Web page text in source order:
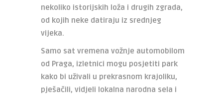
nekoliko istorijskih loža i drugih zgrada,
od kojih neke datiraju iz srednjeg
vijeka.
Samo sat vremena vožnje automobilom
od Praga, izletnici mogu posjetiti park
kako bi uživali u prekrasnom krajoliku,
pješačili, vidjeli lokalna narodna sela i